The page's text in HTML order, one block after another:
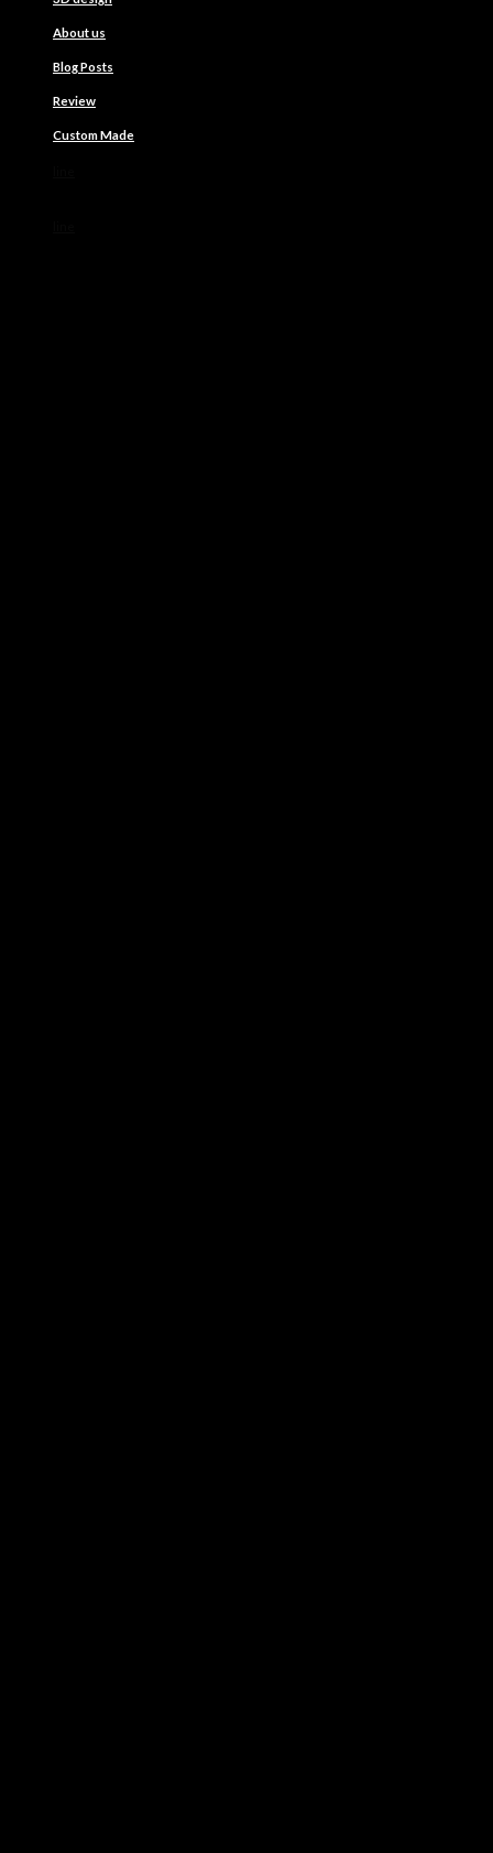
About us
Blog Posts
Review
Custom Made